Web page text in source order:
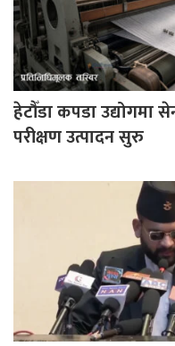
हेटौँडा कपडा उद्योगमा
परीक्षण उत्पादन सुरु